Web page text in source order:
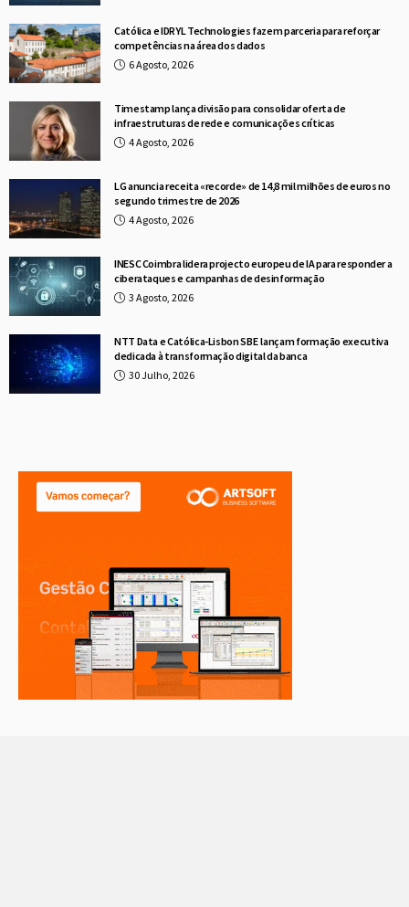
Católica e IDRYL Technologies fazem parceria para reforçar
competências na área dos dados
6 Agosto, 2026
Timestamp lança divisão para consolidar oferta de
infraestruturas de rede e comunicações críticas
4 Agosto, 2026
LG anuncia receita «recorde» de 14,8 mil milhões de euros no
segundo trimestre de 2026
4 Agosto, 2026
INESC Coimbra lidera projecto europeu de IA para responder a
ciberataques e campanhas de desinformação
3 Agosto, 2026
NTT Data e Católica-Lisbon SBE lançam formação executiva
dedicada à transformação digital da banca
30 Julho, 2026